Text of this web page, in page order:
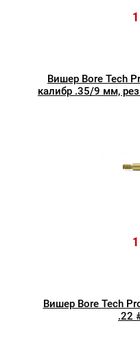
Вишер Bore Tech
калибр .35/9 мм,
Вишер Bore Tech
.22